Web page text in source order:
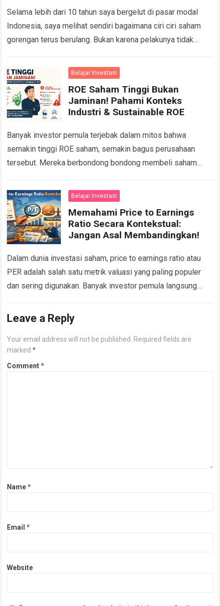
Selama lebih dari 10 tahun saya bergelut di pasar modal
Indonesia, saya melihat sendiri bagaimana ciri ciri saham
gorengan terus berulang. Bukan karena pelakunya tidak
Belajar Investasi
ROE Saham Tinggi Bukan
Jaminan! Pahami Konteks
Industri & Sustainable ROE
Banyak investor pemula terjebak dalam mitos bahwa
semakin tinggi ROE saham, semakin bagus perusahaan
tersebut. Mereka berbondong bondong membeli saham
Read more
Belajar Investasi
Memahami Price to Earnings
Ratio Secara Kontekstual:
Jangan Asal Membandingkan!
Dalam dunia investasi saham, price to earnings ratio atau
PER adalah salah satu metrik valuasi yang paling populer
dan sering digunakan. Banyak investor pemula langsung
Leave a Reply
Your email address will not be published. Required fields are
marked*
Comment*
Name*
Email*
Website